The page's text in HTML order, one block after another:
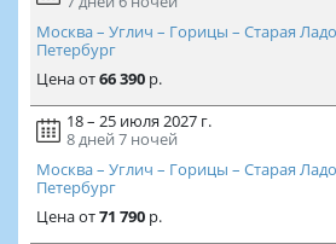
Москва – Углич – Горицы – Старая
Петербург
Ценаот66 390р.
18 – 25 июля 2027 г.
8 дней 7 ночей
Москва – Углич – Горицы – Старая
Петербург
Ценаот71 790р.